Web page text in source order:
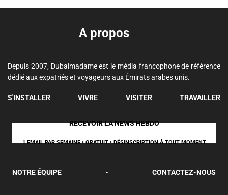
A propos
Depuis 2007, Dubaimadame est le média francophone de référence
dédié aux expatriés et voyageurs aux Émirats arabes unis.
S'INSTALLER - VIVRE - VISITER - TRAVAILLER
RECEVOIR LA NEWS HEBDO
1 EMAIL PAR SEMAINE • GRATUIT • DÉSINSCRIPTION À TOUT MOMENT
NOTRE ÉQUIPE - CONTACTEZ-NOUS